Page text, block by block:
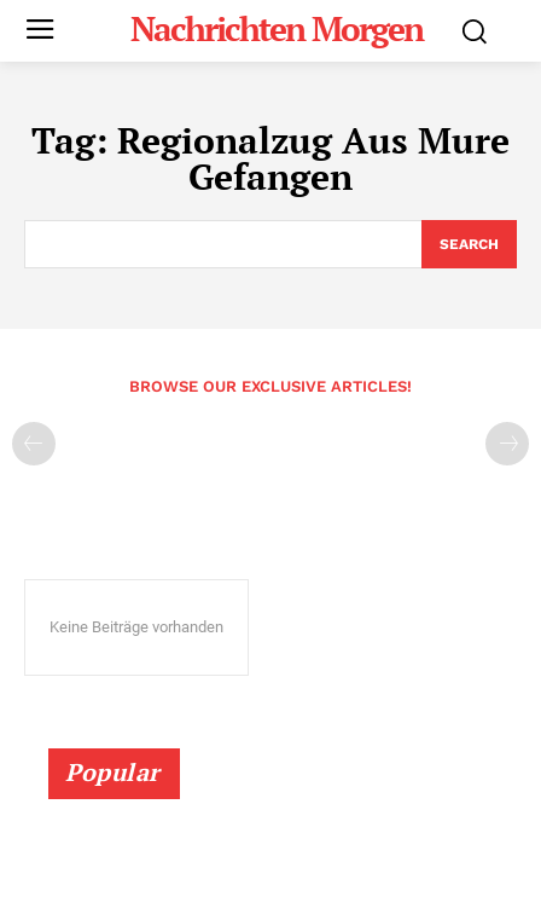
Nachrichten Morgen
Tag: Regionalzug Aus Mure
Gefangen
SEARCH
BROWSE OUR EXCLUSIVE ARTICLES!
Keine Beiträge vorhanden
Popular